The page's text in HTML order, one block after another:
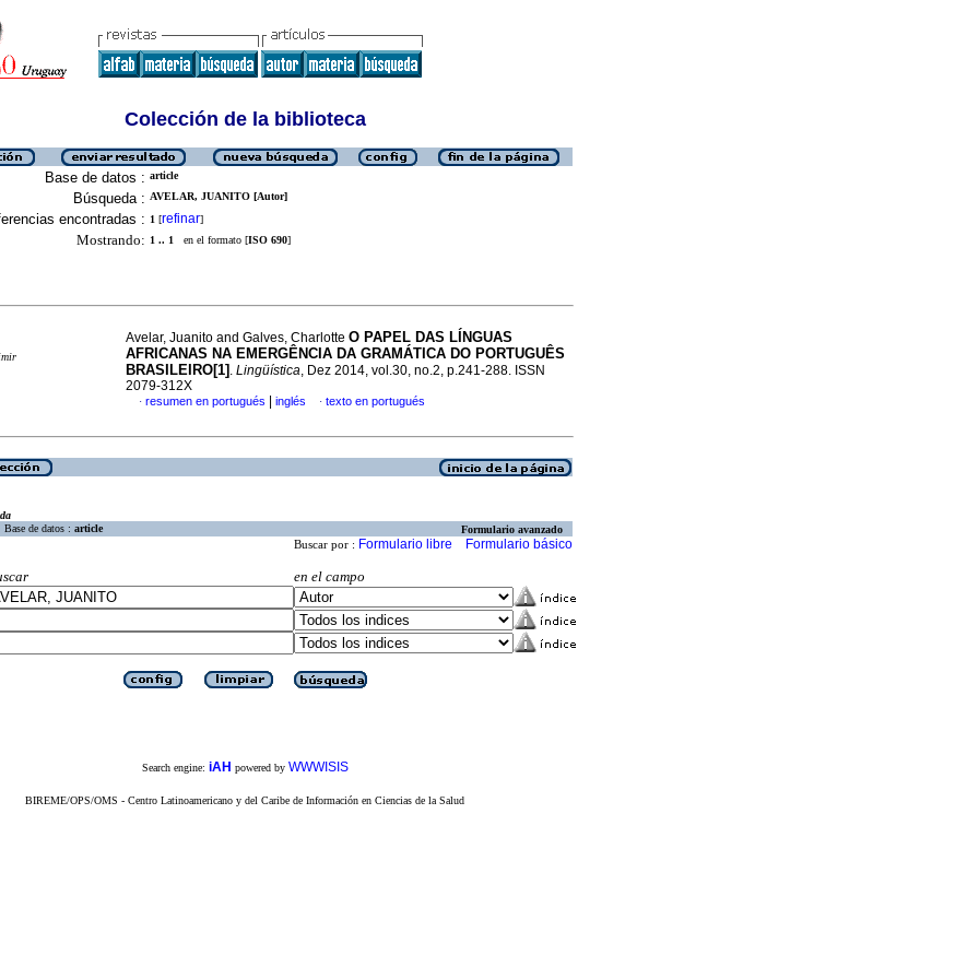
Colección de la biblioteca
Base de datos : article
Búsqueda : AVELAR, JUANITO [Autor]
encontradas : 1 [refinar]
Mostrando: 1 .. 1 en el formato [ISO 690]
Avelar, Juanito and Galves, Charlotte O PAPEL DAS LÍNGUAS
AFRICANAS NA EMERGÊNCIA DA GRAMÁTICA DO PORTUGUÊS
BRASILEIRO[1] . Lingüística, Dez 2014, vol.30, no.2, p.241-288. ISSN
2079-312X
· resumen en portugués inglés · texto en portugués
Base de datos : article Formulario avanzado
Buscar por : Formulario libre Formulario básico
en el campo
Search engine: iAH powered by WWWISIS
BIREME/OPS/OMS - Centro Latinoamericano y del Caribe de Información en Ciencias de la Salud